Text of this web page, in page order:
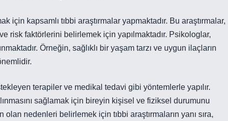
için kapsamlı tıbbi araştırmalar yapmaktadır. Bu araştırmalar,
risk faktörlerini belirlemek için yapılmaktadır. Psikologlar,
Örneğin, sağlıklı bir yaşam tarzı ve uygun ilaçların
terapiler ve medikal tedavi gibi yöntemlerle yapılır.
sağlamak için bireyin kişisel ve fiziksel durumunu
nedenleri belirlemek için tıbbi araştırmaların yanı sıra,